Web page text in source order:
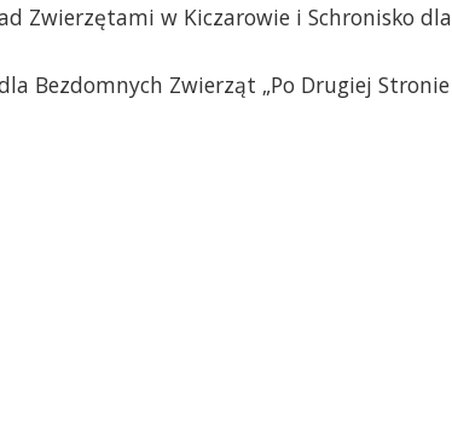
Zwierzętami w Kiczarowie i Schronisko dla
Bezdomnych Zwierząt „Po Drugiej Stronie